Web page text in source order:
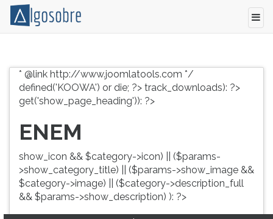
grátis
vestibular,
enem
concursos.
resumos
download
livros,
TAB
depois
conteúdo
principal
desta
Para
* @link http://www.joomlatools.com */
defined('KOOWA') or die; ?> track_downloads): ?>
get('show_page_heading')): ?>
ENEM
show_icon && $category->icon) || ($params-
>show_category_title) || ($params->show_image &&
$category->image) || ($category->description_full
&& $params->show_description) ): ?>